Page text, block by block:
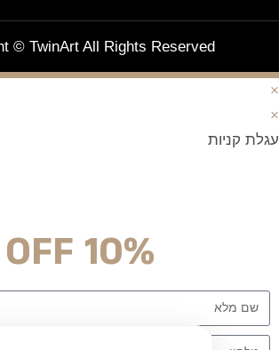
© TwinArt All Rights Reserved
×
×
עגלת קניות
10% OFF